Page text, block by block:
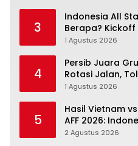
3
Indonesia All
Berapa? Kickoff
Nonton Resminya
1 Agustus 2026
4
Persib Juara
Rotasi Jalan,
Percaya
1 Agustus 2026
5
Hasil Vietnam
AFF 2026:
Terbuka
2 Agustus 2026